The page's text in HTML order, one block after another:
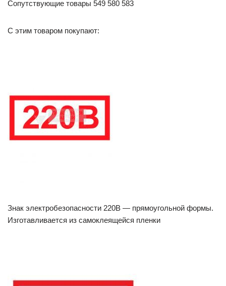
Сопутствующие товары 549 580 583
С этим товаром покупают:
Знак электробезопасности 220В — прямоугольной формы.
Изготавливается из самоклеящейся пленки